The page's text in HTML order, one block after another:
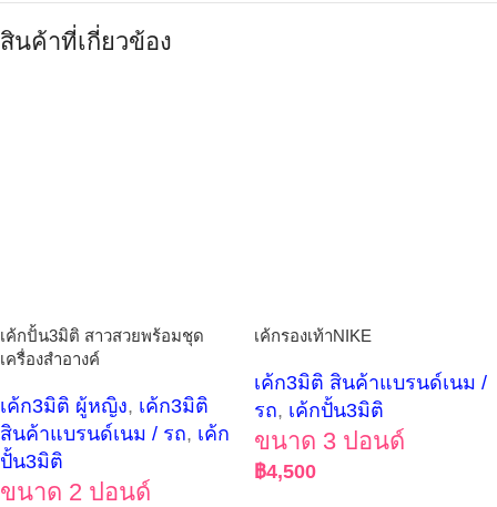
สินค้าที่เกี่ยวข้อง
เค้กปั้น3มิติ สาวสวยพร้อมชุด
เครื่องสำอางค์
เค้ก3มิติ ผู้หญิง, เค้ก3มิติ
สินค้าแบรนด์เนม / รถ, เค้ก
ปั้น3มิติ
ขนาด 2 ปอนด์
เค้กรองเท้าNIKE
เค้ก3มิติ สินค้าแบรนด์เนม /
รถ, เค้กปั้น3มิติ
ขนาด 3 ปอนด์
฿4,500